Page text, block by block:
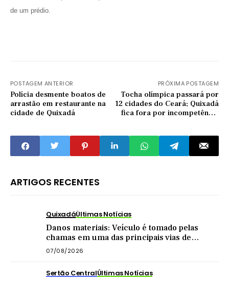
de um prédio.
POSTAGEM ANTERIOR
Polícia desmente boatos de
arrastão em restaurante na
cidade de Quixadá
PRÓXIMA POSTAGEM
Tocha olímpica passará por
12 cidades do Ceará; Quixadá
fica fora por incompetência
ARTIGOS RECENTES
QuixadáÚltimas Notícias
Danos materiais: Veículo é tomado pelas
chamas em uma das principais vias de
Quixadá
07/08/2026
Sertão CentralÚltimas Notícias